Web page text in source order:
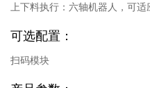
上下料执行：六轴机器人，可
可选配置：
扫码模块